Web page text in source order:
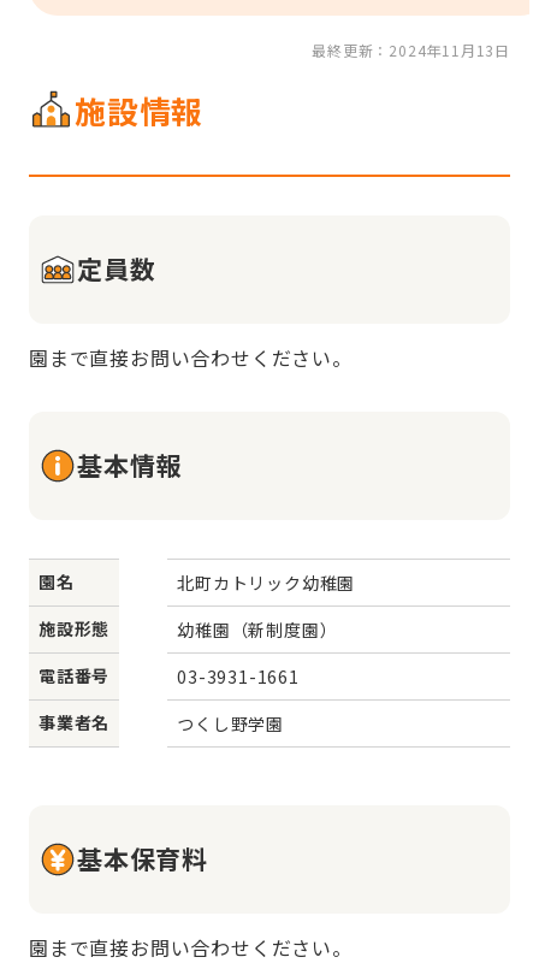
最終更新：2024年11月13日
施設情報
定員数
園まで直接お問い合わせください。
基本情報
園名
北町カトリック幼稚園
施設形態
幼稚園（新制度園）
電話番号
03-3931-1661
事業者名
つくし野学園
基本保育料
園まで直接お問い合わせください。